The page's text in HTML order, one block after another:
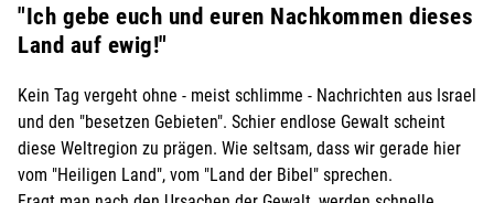
"Ich gebe euch und euren Nachkommen dieses
Land auf ewig!"
Kein Tag vergeht ohne - meist schlimme - Nachrichten aus Israel
und den "besetzen Gebieten". Schier endlose Gewalt scheint
diese Weltregion zu prägen. Wie seltsam, dass wir gerade hier
vom "Heiligen Land", vom "Land der Bibel" sprechen.